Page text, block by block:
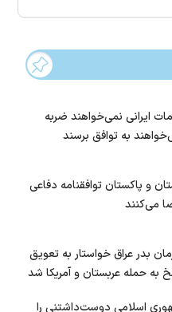
ایرانی نمی‌خواهند ضربه
به توافق برسند
و پاکستان توافقنامه دفاعی
می‌کنند
بدر عراق خواستار به تعویق
به حمله عربستان و آمریکا شد
اسلامی دوست‌داشتنی را